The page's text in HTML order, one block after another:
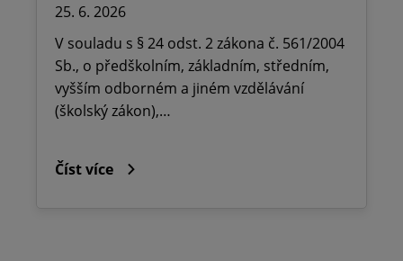
25. 6. 2026
V souladu s § 24 odst. 2 zákona č. 561/2004
Sb., o předškolním, základním, středním,
vyšším odborném a jiném vzdělávání
(školský zákon),…
Číst více